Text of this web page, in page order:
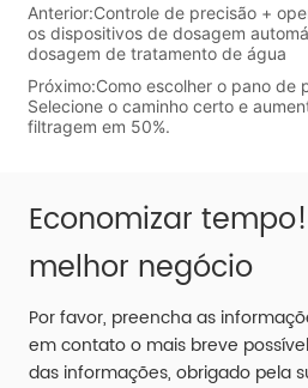
Anterior:Controle de precisão +
os dispositivos de dosagem
dosagem de tratamento de água
Próximo:Como escolher o pano de
Selecione o caminho certo e
filtragem em 50%.
Economizar
melhor negócio
Por favor, preencha as
em contato o mais breve
das informações, obrigado pela